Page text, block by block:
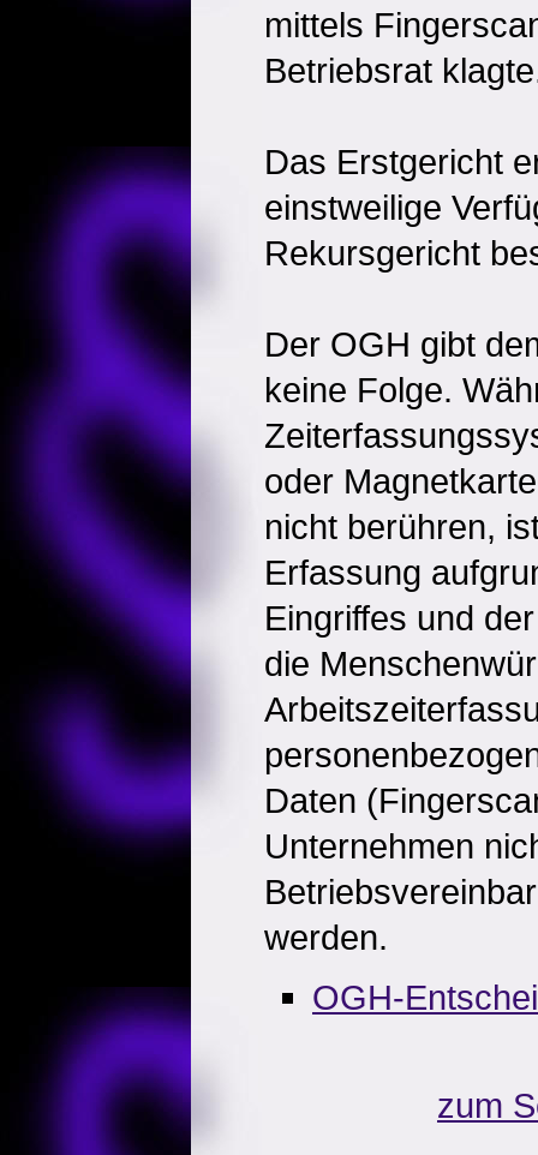
mittels
Betriebsrat
Das Erstgericht
einstweilige
Rekursgericht
Der OGH gibt
keine Folge.
oder
nicht berühren,
Erfassung
Eingriffes und
die
Daten
Unternehmen
werden.
OGH-
zum